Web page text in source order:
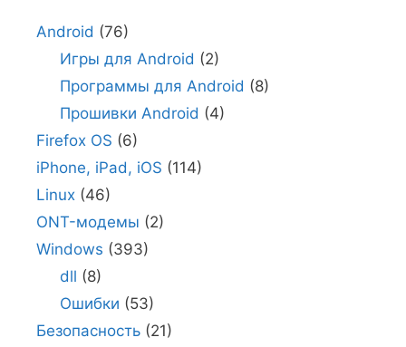
Android (76)
Игры для Android (2)
Программы для Android (8)
Прошивки Android (4)
Firefox OS (6)
iPhone, iPad, iOS (114)
Linux (46)
ONT-модемы (2)
Windows (393)
dll (8)
Ошибки (53)
Безопасность (21)